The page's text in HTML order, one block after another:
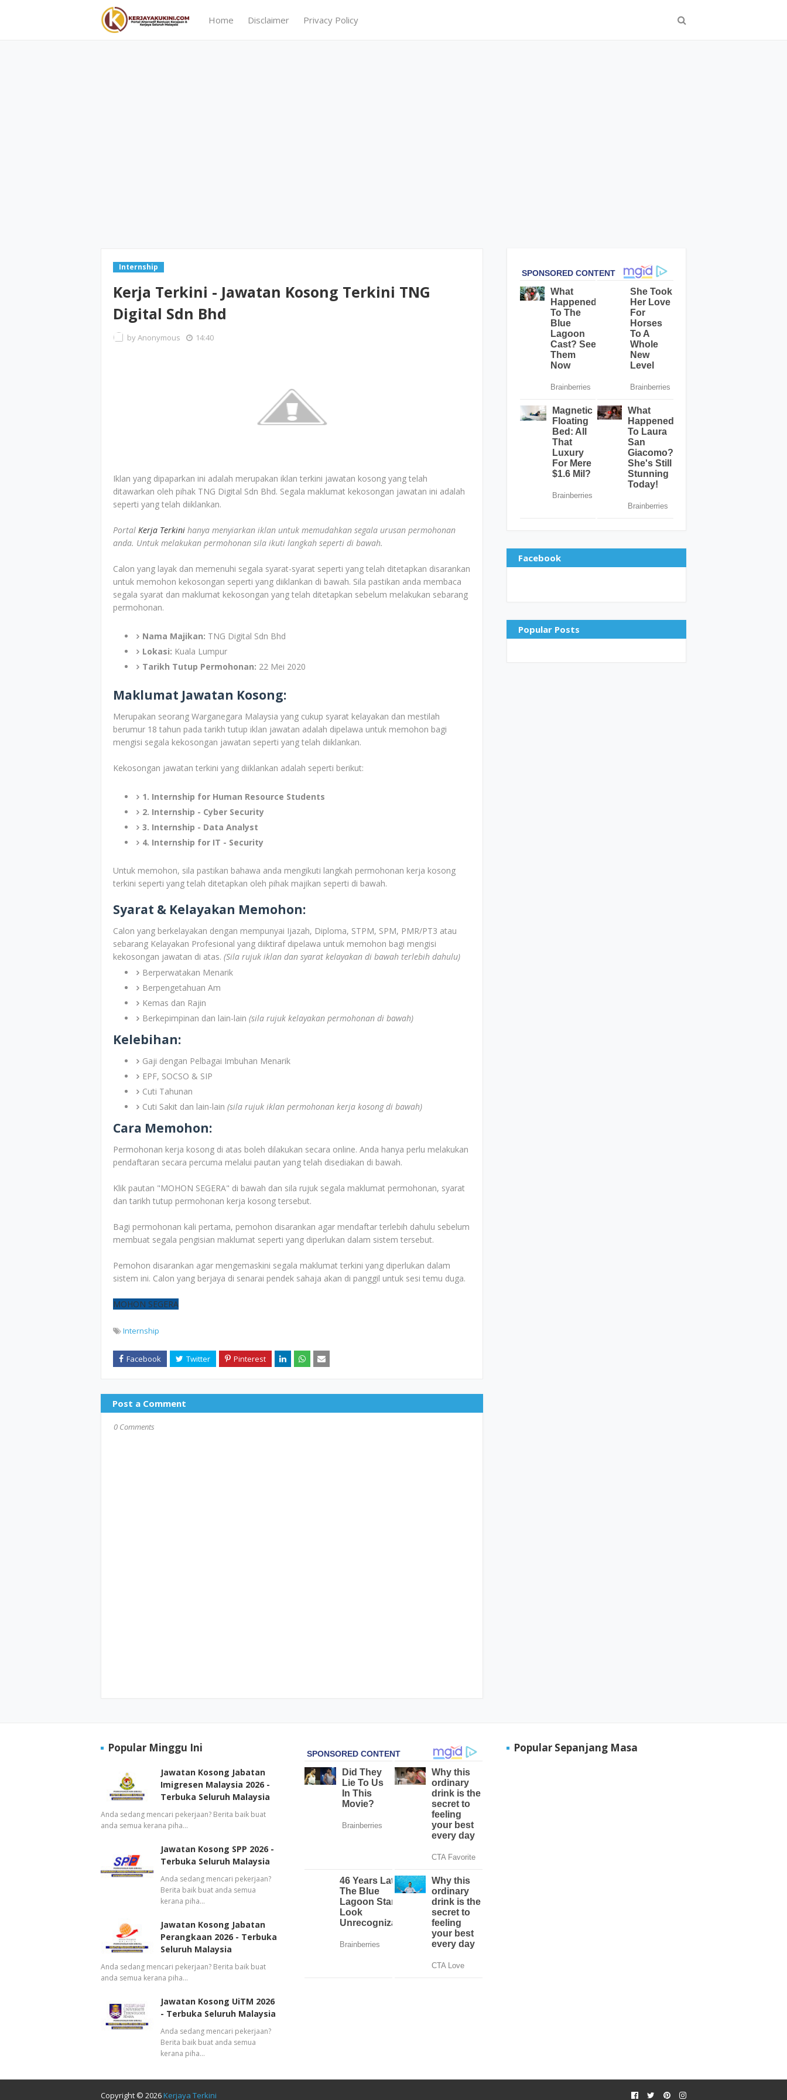
Home Disclaimer Privacy Policy
Internship
Kerja Terkini - Jawatan Kosong Terkini TNG
Digital Sdn Bhd
byAnonymous 14:40
Iklan yang dipaparkan ini adalah merupakan iklan terkini jawatan kosong yang telah
ditawarkan oleh pihak TNG Digital Sdn Bhd. Segala maklumat kekosongan jawatan ini adalah
seperti yang telah diiklankan.
Portal Kerja Terkini hanya menyiarkan iklan untuk memudahkan segala urusan permohonan
anda. Untuk melakukan permohonan sila ikuti langkah seperti di bawah.
Calon yang layak dan memenuhi segala syarat-syarat seperti yang telah ditetapkan disarankan
untuk memohon kekosongan seperti yang diiklankan di bawah. Sila pastikan anda membaca
segala syarat dan maklumat kekosongan yang telah ditetapkan sebelum melakukan sebarang
permohonan.
Nama Majikan: TNG Digital Sdn Bhd
Lokasi: Kuala Lumpur
Tarikh Tutup Permohonan: 22 Mei 2020
Maklumat Jawatan Kosong:
Merupakan seorang Warganegara Malaysia yang cukup syarat kelayakan dan mestilah
berumur 18 tahun pada tarikh tutup iklan jawatan adalah dipelawa untuk memohon bagi
mengisi segala kekosongan jawatan seperti yang telah diiklankan.
Kekosongan jawatan terkini yang diiklankan adalah seperti berikut:
1. Internship for Human Resource Students
2. Internship - Cyber Security
3. Internship - Data Analyst
4. Internship for IT - Security
Untuk memohon, sila pastikan bahawa anda mengikuti langkah permohonan kerja kosong
terkini seperti yang telah ditetapkan oleh pihak majikan seperti di bawah.
Syarat & Kelayakan Memohon:
Calon yang berkelayakan dengan mempunyai Ijazah, Diploma, STPM, SPM, PMR/PT3 atau
sebarang Kelayakan Profesional yang diiktiraf dipelawa untuk memohon bagi mengisi
kekosongan jawatan di atas. (Sila rujuk iklan dan syarat kelayakan di bawah terlebih dahulu)
Berperwatakan Menarik
Berpengetahuan Am
Kemas dan Rajin
Berkepimpinan dan lain-lain (sila rujuk kelayakan permohonan di bawah)
Kelebihan:
Gaji dengan Pelbagai Imbuhan Menarik
EPF, SOCSO & SIP
Cuti Tahunan
Cuti Sakit dan lain-lain (sila rujuk iklan permohonan kerja kosong di bawah)
Cara Memohon:
Permohonan kerja kosong di atas boleh dilakukan secara online. Anda hanya perlu melakukan
pendaftaran secara percuma melalui pautan yang telah disediakan di bawah.
Klik pautan "MOHON SEGERA" di bawah dan sila rujuk segala maklumat permohonan, syarat
dan tarikh tutup permohonan kerja kosong tersebut.
Bagi permohonan kali pertama, pemohon disarankan agar mendaftar terlebih dahulu sebelum
membuat segala pengisian maklumat seperti yang diperlukan dalam sistem tersebut.
Pemohon disarankan agar mengemaskini segala maklumat terkini yang diperlukan dalam
sistem ini. Calon yang berjaya di senarai pendek sahaja akan di panggil untuk sesi temu duga.
MOHON SEGERA
Internship
Post a Comment
0 Comments
Facebook
Popular Posts
Popular Minggu Ini
Jawatan Kosong Jabatan
Imigresen Malaysia 2026 -
Terbuka Seluruh Malaysia
Anda sedang mencari pekerjaan? Berita baik buat
anda semua kerana piha…
Jawatan Kosong SPP 2026 -
Terbuka Seluruh Malaysia
Anda sedang mencari pekerjaan?
Berita baik buat anda semua
kerana piha…
Jawatan Kosong Jabatan
Perangkaan 2026 - Terbuka
Seluruh Malaysia
Anda sedang mencari pekerjaan? Berita baik buat
anda semua kerana piha…
Jawatan Kosong UiTM 2026
- Terbuka Seluruh Malaysia
Anda sedang mencari pekerjaan?
Berita baik buat anda semua
kerana piha…
Popular Sepanjang Masa
Copyright © 2026 Kerjaya Terkini